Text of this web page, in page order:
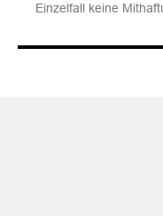
Einzelfall keine